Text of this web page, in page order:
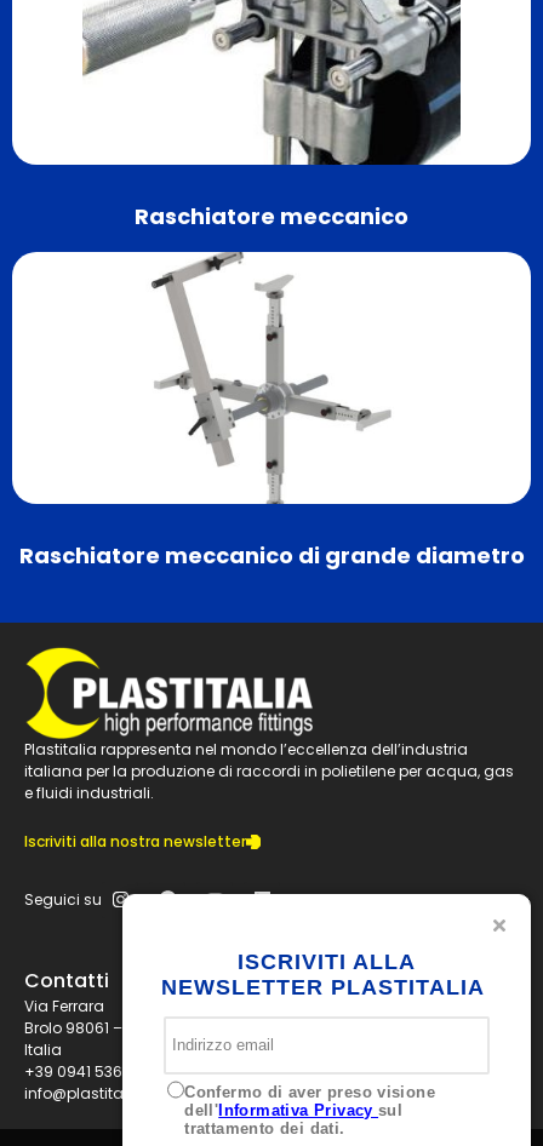
Raschiatore meccanico
Raschiatore meccanico di grande diametro
Plastitalia rappresenta nel mondo l’eccellenza dell’industria
italiana per la produzione di raccordi in polietilene per acqua, gas
e fluidi industriali.
Iscriviti alla nostra newsletter
Seguici su
Contatti
Via Ferrara
Brolo 98061 – ME
Italia
+39 0941 536311
info@plastitaliaspa.com
ISCRIVITI ALLA
NEWSLETTER PLASTITALIA
Confermo di aver preso visione
dell' Informativa Privacysul
trattamento dei dati.